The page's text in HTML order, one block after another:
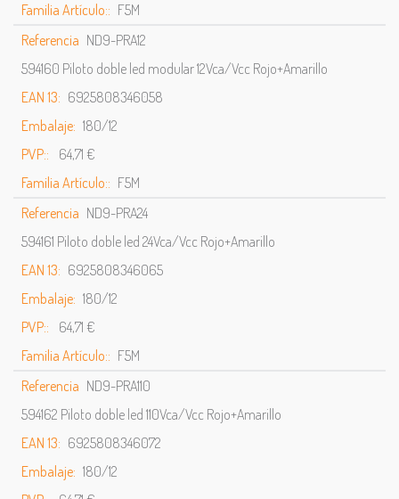
Familia Artículo:: F5M
Referencia ND9-PRA12
594160 Piloto doble led modular 12Vca/Vcc Rojo+Amarillo
EAN 13: 6925808346058
Embalaje: 180/12
PVP::
64,71 €
Familia Artículo:: F5M
Referencia ND9-PRA24
594161 Piloto doble led 24Vca/Vcc Rojo+Amarillo
EAN 13: 6925808346065
Embalaje: 180/12
PVP::
64,71 €
Familia Artículo:: F5M
Referencia ND9-PRA110
594162 Piloto doble led 110Vca/Vcc Rojo+Amarillo
EAN 13: 6925808346072
Embalaje: 180/12